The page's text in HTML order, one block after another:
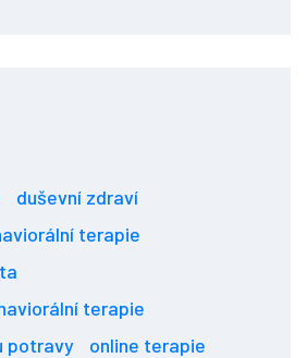
duševní zdraví
terapie
terapie
potravy
online terapie